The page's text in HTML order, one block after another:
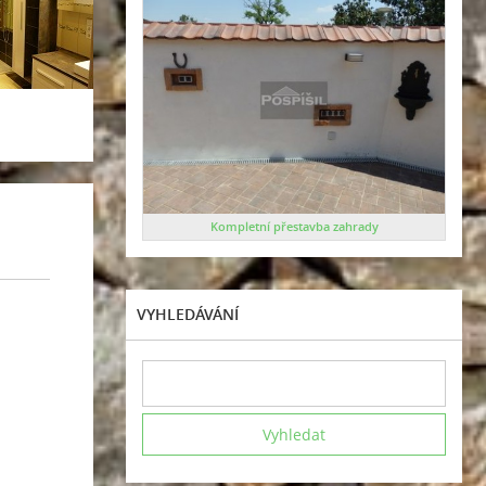
Kompletní přestavba zahrady
VYHLEDÁVÁNÍ